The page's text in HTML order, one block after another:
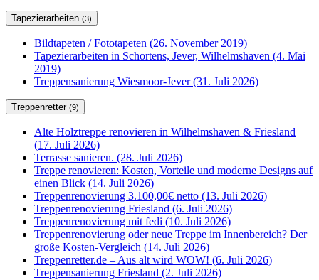
Tapezierarbeiten (3)
Bildtapeten / Fototapeten (26. November 2019)
Tapezierarbeiten in Schortens, Jever, Wilhelmshaven (4. Mai
2019)
Treppensanierung Wiesmoor-Jever (31. Juli 2026)
Treppenretter (9)
Alte Holztreppe renovieren in Wilhelmshaven & Friesland
(17. Juli 2026)
Terrasse sanieren. (28. Juli 2026)
Treppe renovieren: Kosten, Vorteile und moderne Designs auf
einen Blick (14. Juli 2026)
Treppenrenovierung 3.100,00€ netto (13. Juli 2026)
Treppenrenovierung Friesland (6. Juli 2026)
Treppenrenovierung mit fedi (10. Juli 2026)
Treppenrenovierung oder neue Treppe im Innenbereich? Der
große Kosten-Vergleich (14. Juli 2026)
Treppenretter.de – Aus alt wird WOW! (6. Juli 2026)
Treppensanierung Friesland (2. Juli 2026)